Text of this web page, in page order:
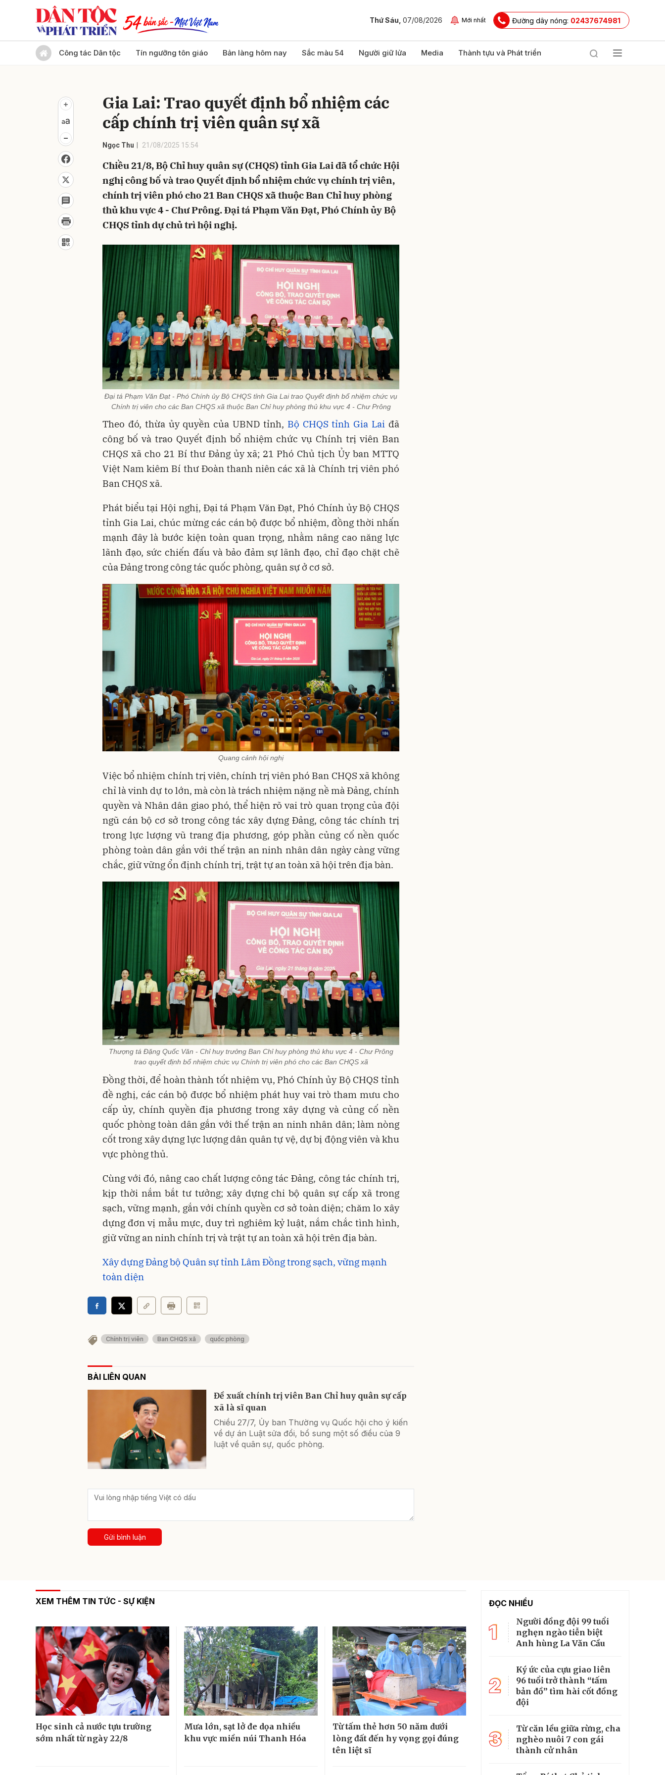
Thứ Sáu, 07/08/2026 Mới nhất Đường dây nóng: 02437674981
Công tác Dân tộc Tín ngưỡng tôn giáo Bản làng hôm nay Sắc màu 54 Người giữ lửa Media Thành tựu và Phát triển
Gia Lai: Trao quyết định bổ nhiệm các
cấp chính trị viên quân sự xã
Ngọc Thu 21/08/2025 15:54
Chiều 21/8, Bộ Chỉ huy quân sự (CHQS) tỉnh Gia Lai đã tổ chức Hội
nghị công bố và trao Quyết định bổ nhiệm chức vụ chính trị viên,
chính trị viên phó cho 21 Ban CHQS xã thuộc Ban Chỉ huy phòng
thủ khu vực 4 - Chư Prông. Đại tá Phạm Văn Đạt, Phó Chính ủy Bộ
CHQS tỉnh dự chủ trì hội nghị.
Đại tá Phạm Văn Đạt - Phó Chính ủy Bộ CHQS tỉnh Gia Lai trao Quyết định bổ nhiệm chức vụ
Chính trị viên cho các Ban CHQS xã thuộc Ban Chỉ huy phòng thủ khu vực 4 - Chư Prông
Theo đó, thừa ủy quyền của UBND tỉnh, Bộ CHQS tỉnh Gia Lai đã
công bố và trao Quyết định bổ nhiệm chức vụ Chính trị viên Ban
CHQS xã cho 21 Bí thư Đảng ủy xã; 21 Phó Chủ tịch Ủy ban MTTQ
Việt Nam kiêm Bí thư Đoàn thanh niên các xã là Chính trị viên phó
Ban CHQS xã.
Phát biểu tại Hội nghị, Đại tá Phạm Văn Đạt, Phó Chính ủy Bộ CHQS
tỉnh Gia Lai, chúc mừng các cán bộ được bổ nhiệm, đồng thời nhấn
mạnh đây là bước kiện toàn quan trọng, nhằm nâng cao năng lực
lãnh đạo, sức chiến đấu và bảo đảm sự lãnh đạo, chỉ đạo chặt chẽ
của Đảng trong công tác quốc phòng, quân sự ở cơ sở.
Quang cảnh hội nghị
Việc bổ nhiệm chính trị viên, chính trị viên phó Ban CHQS xã không
chỉ là vinh dự to lớn, mà còn là trách nhiệm nặng nề mà Đảng, chính
quyền và Nhân dân giao phó, thể hiện rõ vai trò quan trọng của đội
ngũ cán bộ cơ sở trong công tác xây dựng Đảng, công tác chính trị
trong lực lượng vũ trang địa phương, góp phần củng cố nền quốc
phòng toàn dân gắn với thế trận an ninh nhân dân ngày càng vững
chắc, giữ vững ổn định chính trị, trật tự an toàn xã hội trên địa bàn.
Thượng tá Đặng Quốc Văn - Chỉ huy trưởng Ban Chỉ huy phòng thủ khu vực 4 - Chư Prông
trao quyết định bổ nhiệm chức vụ Chính trị viên phó cho các Ban CHQS xã
Đồng thời, để hoàn thành tốt nhiệm vụ, Phó Chính ủy Bộ CHQS tỉnh
đề nghị, các cán bộ được bổ nhiệm phát huy vai trò tham mưu cho
cấp ủy, chính quyền địa phương trong xây dựng và củng cố nền
quốc phòng toàn dân gắn với thế trận an ninh nhân dân; làm nòng
cốt trong xây dựng lực lượng dân quân tự vệ, dự bị động viên và khu
vực phòng thủ.
Cùng với đó, nâng cao chất lượng công tác Đảng, công tác chính trị,
kịp thời nắm bắt tư tưởng; xây dựng chi bộ quân sự cấp xã trong
sạch, vững mạnh, gắn với chính quyền cơ sở toàn diện; chăm lo xây
dựng đơn vị mẫu mực, duy trì nghiêm kỷ luật, nắm chắc tình hình,
giữ vững an ninh chính trị và trật tự an toàn xã hội trên địa bàn.
Xây dựng Đảng bộ Quân sự tỉnh Lâm Đồng trong sạch, vững mạnh
toàn diện
Chính trị viên Ban CHQS xã quốc phòng
BÀI LIÊN QUAN
Đề xuất chính trị viên Ban Chỉ huy quân sự cấp
xã là sĩ quan
Chiều 27/7, Ủy ban Thường vụ Quốc hội cho ý kiến
về dự án Luật sửa đổi, bổ sung một số điều của 9
luật về quân sự, quốc phòng.
Gửi bình luận
XEM THÊM TIN TỨC - SỰ KIỆN
Học sinh cả nước tựu trường
sớm nhất từ ngày 22/8
Mưa lớn, sạt lở đe dọa nhiều
khu vực miền núi Thanh Hóa
Từ tấm thẻ hơn 50 năm dưới
lòng đất đến hy vọng gọi đúng
tên liệt sĩ
ĐỌC NHIỀU
1
Người đồng đội 99 tuổi
nghẹn ngào tiễn biệt
Anh hùng La Văn Cầu
2
Ký ức của cựu giao liên
96 tuổi trở thành “tấm
bản đồ” tìm hài cốt đồng
đội
3
Từ căn lều giữa rừng, cha
nghèo nuôi 7 con gái
thành cử nhân
Gửi bình luận
Hủy